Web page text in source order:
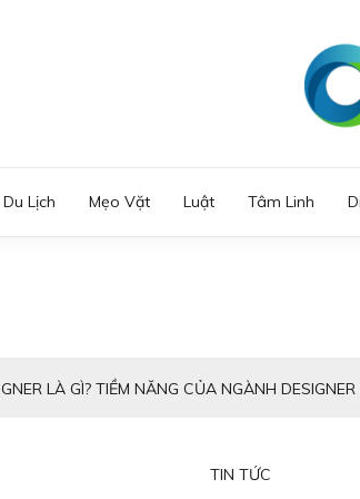
Du Lịch Mẹo Vặt Luật Tâm Linh
LÀ GÌ? TIỀM NĂNG CỦA NGÀNH DESIGNER
TIN TỨC